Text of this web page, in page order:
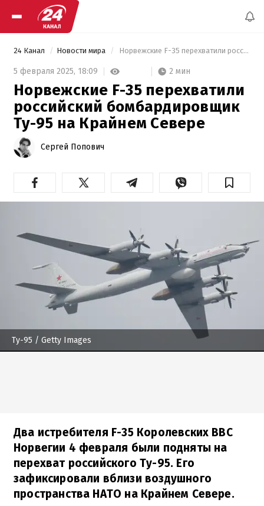
24 Канал Новости мира Норвежские F-35 перехватили российский бомбардировщик Ту-95 на Крайнем Севере
5 февраля 2025, 18:09 2 мин
Норвежские F-35 перехватили
российский бомбардировщик
Ту-95 на Крайнем Севере
Сергей Попович
Ту-95 / Getty Images
Два истребителя F-35 Королевских ВВС
Норвегии 4 февраля были подняты на
перехват российского Ту-95. Его
зафиксировали вблизи воздушного
пространства НАТО на Крайнем Севере.